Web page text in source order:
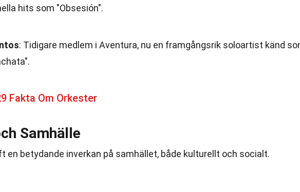
hits som "Obsesión".
: Tidigare medlem i Aventura, nu en framgångsrik soloartist känd
Fakta Om Orkester
Samhälle
en betydande inverkan på samhället, både kulturellt och socialt.